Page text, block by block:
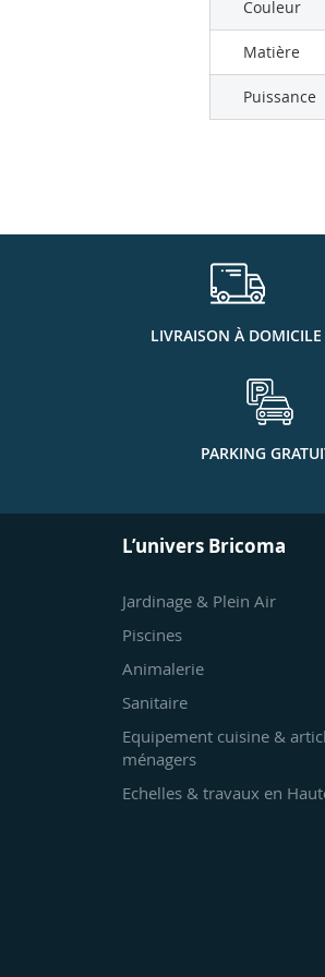
Couleur
Matière
Puissance
LIVRAISON À DOMICILE
PARKING
L’univers Bricoma
Jardinage & Plein Air
Piscines
Animalerie
Sanitaire
Equipement cuisine &
ménagers
Echelles & travaux en